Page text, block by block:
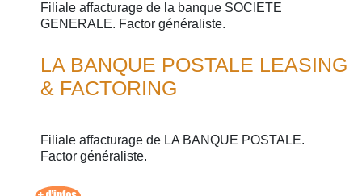
Filiale affacturage de la banque SOCIETE
GENERALE. Factor généraliste.
LA BANQUE POSTALE LEASING
& FACTORING
Filiale affacturage de LA BANQUE POSTALE.
Factor généraliste.